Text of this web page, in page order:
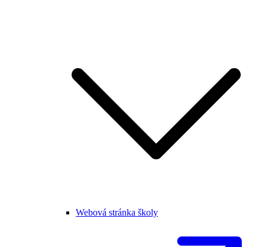
Webová stránka školy